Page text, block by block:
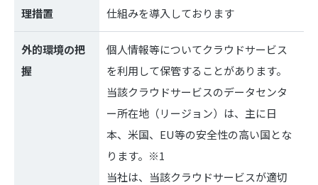
理措置
仕組みを導入しております
外的環境の把
握
個人情報等についてクラウドサービス
を利用して保管することがあります。
当該クラウドサービスのデータセンタ
ー所在地（リージョン）は、主に日
本、米国、EU等の安全性の高い国とな
ります。※1
当社は、当該クラウドサービスが適切